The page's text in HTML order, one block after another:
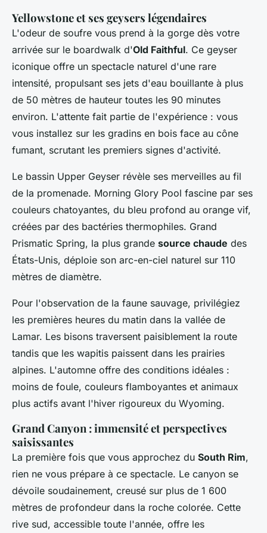
Yellowstone et ses geysers légendaires
L'odeur de soufre vous prend à la gorge dès votre
arrivée sur le boardwalk d'Old Faithful. Ce geyser
iconique offre un spectacle naturel d'une rare
intensité, propulsant ses jets d'eau bouillante à plus
de 50 mètres de hauteur toutes les 90 minutes
environ. L'attente fait partie de l'expérience : vous
vous installez sur les gradins en bois face au cône
fumant, scrutant les premiers signes d'activité.
Le bassin Upper Geyser révèle ses merveilles au fil
de la promenade. Morning Glory Pool fascine par ses
couleurs chatoyantes, du bleu profond au orange vif,
créées par des bactéries thermophiles. Grand
Prismatic Spring, la plus grande source chaude des
États-Unis, déploie son arc-en-ciel naturel sur 110
mètres de diamètre.
Pour l'observation de la faune sauvage, privilégiez
les premières heures du matin dans la vallée de
Lamar. Les bisons traversent paisiblement la route
tandis que les wapitis paissent dans les prairies
alpines. L'automne offre des conditions idéales :
moins de foule, couleurs flamboyantes et animaux
plus actifs avant l'hiver rigoureux du Wyoming.
Grand Canyon : immensité et perspectives
saisissantes
La première fois que vous approchez du South Rim,
rien ne vous prépare à ce spectacle. Le canyon se
dévoile soudainement, creusé sur plus de 1 600
mètres de profondeur dans la roche colorée. Cette
rive sud, accessible toute l'année, offre les